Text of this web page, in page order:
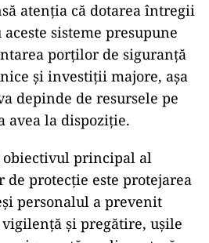
atenția că dotarea întregii
sisteme presupune
porților de siguranță
și investiții majore, așa
depinde de resursele pe
avea la dispoziție.
principal al
protecție este protejarea
personalul a prevenit
și pregătire, ușile